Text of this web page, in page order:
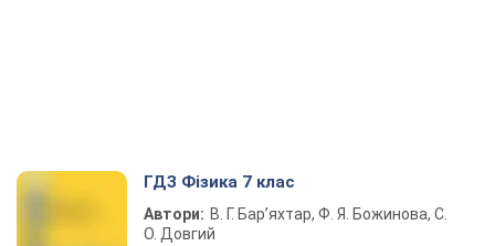
ГДЗ Фізика 7 клас
Автори: В. Г. Бар’яхтар, Ф. Я. Божинова, С.
О. Довгий